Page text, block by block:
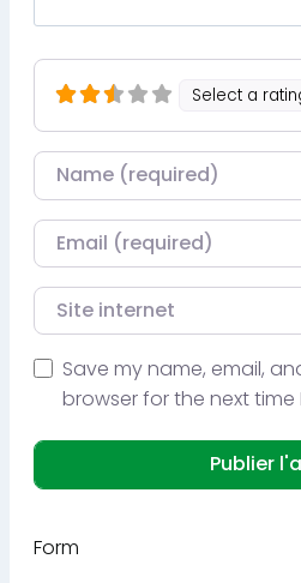
Select a
Nom
Courriel
Site internet
Save my name, email,
browser for the next time
Form